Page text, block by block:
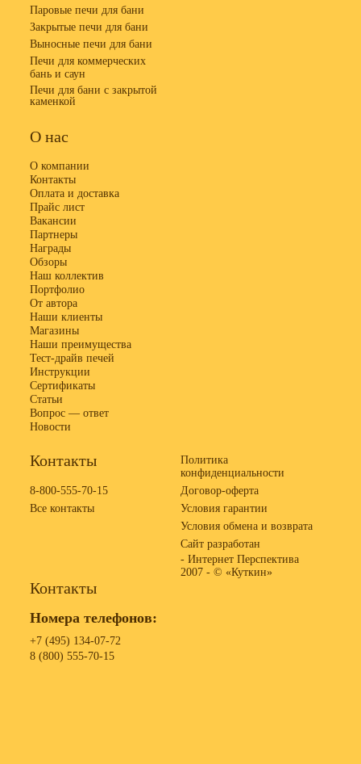
Паровые печи для бани
Закрытые печи для бани
Выносные печи для бани
Печи для коммерческих
бань и саун
Печи для бани с закрытой
каменкой
О нас
О компании
Контакты
Оплата и доставка
Прайс лист
Вакансии
Партнеры
Награды
Обзоры
Наш коллектив
Портфолио
От автора
Наши клиенты
Магазины
Наши преимущества
Тест-драйв печей
Инструкции
Сертификаты
Статьи
Вопрос — ответ
Новости
Контакты
8-800-555-70-15
Все контакты
Политика
конфиденциальности
Договор-оферта
Условия гарантии
Условия обмена и возврата
Сайт разработан
- Интернет Перспектива
2007 - © «Куткин»
Контакты
Номера телефонов:
+7 (495) 134-07-72
8 (800) 555-70-15